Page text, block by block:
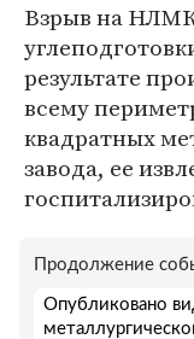
Взрыв на
результате
всему
квадратных
завода, ее
Продолжение
Опубликовано